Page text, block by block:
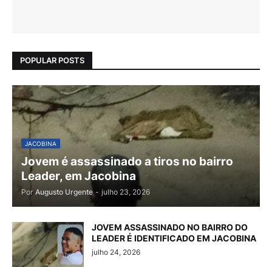
POPULAR POSTS
JACOBINA
Jovem é assassinado a tiros no bairro
Leader, em Jacobina
Por Augusto Urgente - julho 23, 2026
JOVEM ASSASSINADO NO BAIRRO DO
LEADER É IDENTIFICADO EM JACOBINA
julho 24, 2026